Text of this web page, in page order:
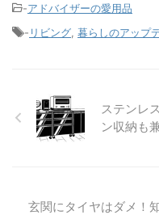
-アドバイザーの愛用品
- リビング 暮らしのアップ
ステンレ
ン収納も
玄関にタイヤはダメ！